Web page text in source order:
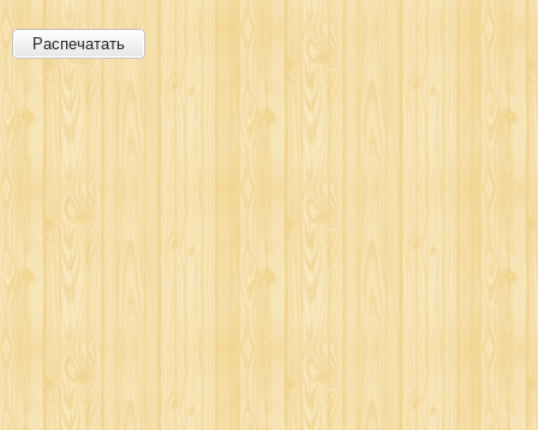
Распечатать